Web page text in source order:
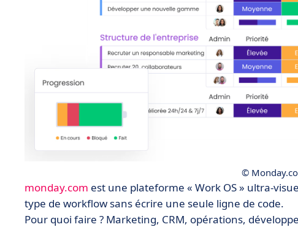
©
monday.com est une plateforme « Work OS » ultra-
type de workflow sans écrire une seule ligne de code.
Pour quoi faire ? Marketing, CRM, opérations,